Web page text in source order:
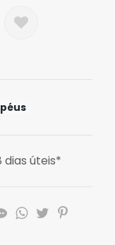
dias úteis*